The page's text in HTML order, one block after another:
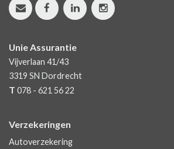
Unie Assurantie
Vijverlaan 41/43
3319 SN Dordrecht
T 078 - 621 56 22
Verzekeringen
Autoverzekering